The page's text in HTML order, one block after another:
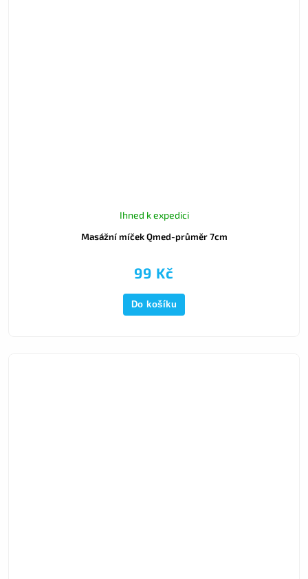
Masážní míček Qmed-průměr 7cm
Ihned k expedici
99 Kč
Do košíku